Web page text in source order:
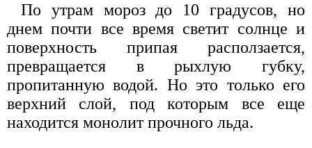
По утрам мороз до 10 градусов, но
днем почти все время светит солнце и
поверхность припая расползается,
превращается в рыхлую губку,
пропитанную водой. Но это только его
верхний слой, под которым все еще
находится монолит прочного льда.